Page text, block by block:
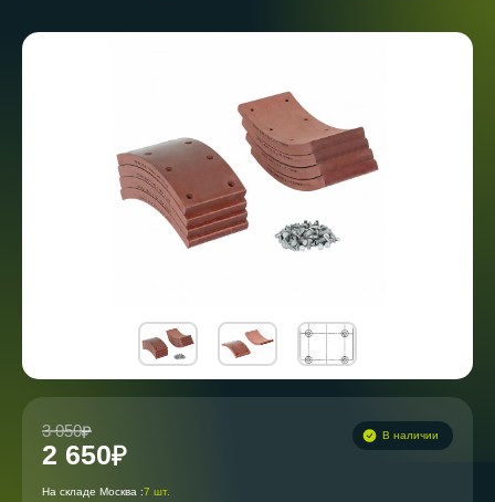
3 050
2 650
В наличии
На складе Москва :7 шт.